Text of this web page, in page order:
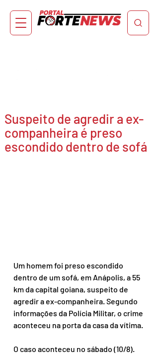
Suspeito de agredir a ex-
companheira é preso
escondido dentro de sofá
Um homem foi preso escondido
dentro de um sofá, em Anápolis, a 55
km da capital goiana, suspeito de
agredir a ex-companheira. Segundo
informações da Polícia Militar, o crime
aconteceu na porta da casa da vítima.
O caso aconteceu no sábado (10/8).